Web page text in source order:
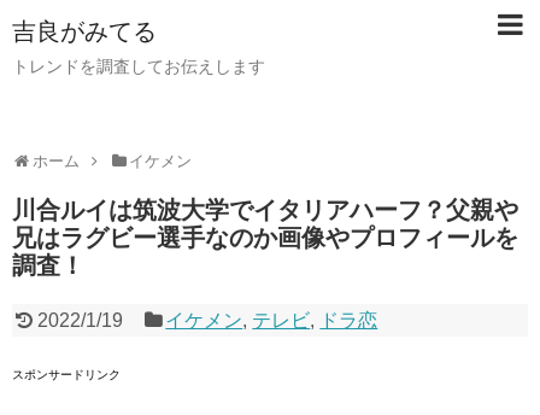
吉良がみてる
トレンドを調査してお伝えします
ホーム イケメン
川合ルイは筑波大学でイタリアハーフ？父親や
兄はラグビー選手なのか画像やプロフィールを
調査！
2022/1/19 イケメン, テレビ, ドラ恋
スポンサードリンク